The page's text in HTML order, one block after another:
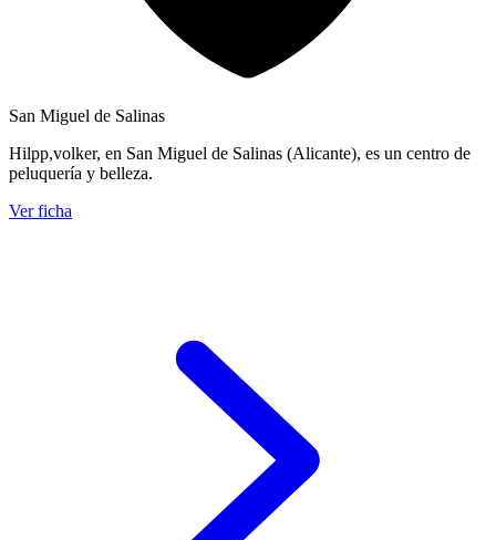
San Miguel de Salinas
Hilpp,volker, en San Miguel de Salinas (Alicante), es un centro de
peluquería y belleza.
Ver ficha